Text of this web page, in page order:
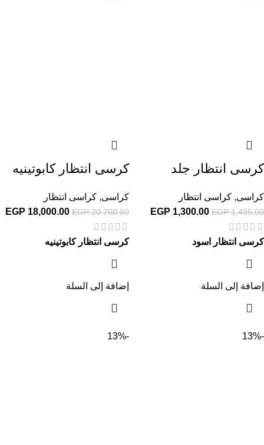
كرسى انتظار جلد
كراسى, كراسى انتظار
EGP1,495.00
EGP 1,300.00
كرسى انتظار اسود
إضافة إلى السلة
كرسى انتظار كابوتينيه
كراسى, كراسى انتظار
EGP20,700.00
EGP 18,000.00
كرسى انتظار كابوتينيه
إضافة إلى السلة
-13%
-13%